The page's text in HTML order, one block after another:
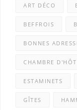
ART DÉCO
BEFFROIS
BONNES
CHAMBRE
ESTAMINETS
GÎTES